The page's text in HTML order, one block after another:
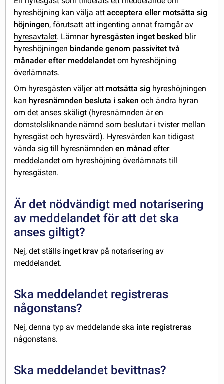
hyreshöjning kan välja att acceptera eller motsätta sig
höjningen, förutsatt att ingenting annat framgår av
hyresavtalet. Lämnar hyresgästen inget besked blir
hyreshöjningen bindande genom passivitet två
månader efter meddelandet om hyreshöjning
överlämnats.
Om hyresgästen väljer att motsätta sig hyreshöjningen
kan hyresnämnden besluta i sakenoch ändra hyran
om det anses skäligt (hyresnämnden är en
domstolsliknande nämnd som beslutar i tvister mellan
hyresgäst och hyresvärd). Hyresvärden kan tidigast
vända sig till hyresnämndenen månadefter
meddelandet om hyreshöjning överlämnats till
hyresgästen.
Är det nödvändigt med notarisering
av meddelandet för att det ska
anses giltigt?
Nej, det ställs inget krav på notarisering av
meddelandet.
Ska meddelandet registreras
någonstans?
Nej, denna typ av meddelande ska inte registreras
någonstans.
Ska meddelandet bevittnas?